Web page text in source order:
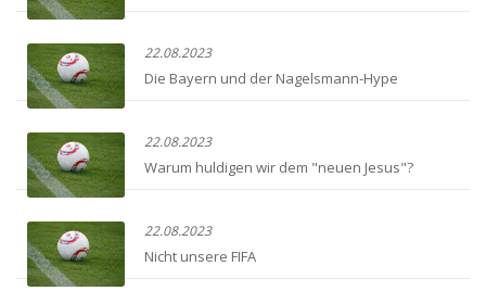
22.08.2023
Die Bayern und der Nagelsmann-Hype
22.08.2023
Warum huldigen wir dem "neuen Jesus"?
22.08.2023
Nicht unsere FIFA